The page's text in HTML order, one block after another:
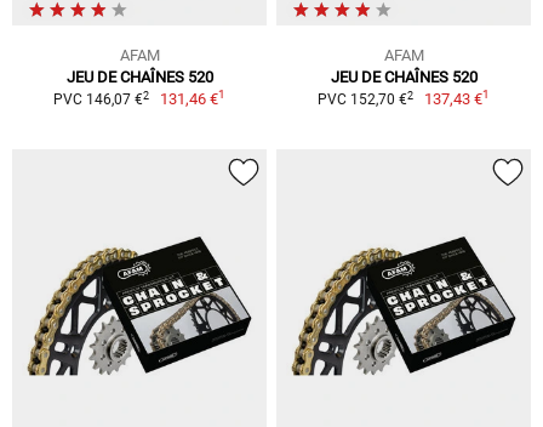
AFAM
JEU DE CHAÎNES 520
PVC 146,07 €2 131,46 €1
AFAM
JEU DE CHAÎNES 520
PVC 152,70 €2 137,43 €1